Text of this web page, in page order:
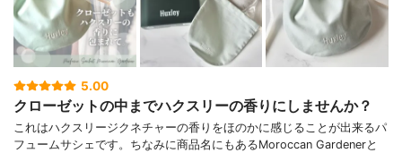
5.00
クローゼットの中までハクスリーの香りにしませんか？
これはハクスリージクネチャーの香りをほのかに感じることが出来るパ
フュームサシェです。ちなみに商品名にもあるMoroccan Gardenerと